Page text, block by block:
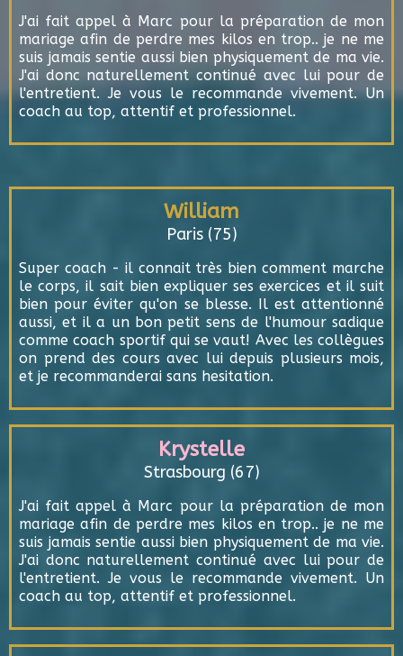
J'ai fait appel à Marc pour la préparation de mon
mariage afin de perdre mes kilos en trop.. je ne me
suis jamais sentie aussi bien physiquement de ma vie.
J'ai donc naturellement continué avec lui pour de
l'entretient. Je vous le recommande vivement. Un
coach au top, attentif et professionnel.
William
Paris (75)
Super coach - il connait très bien comment marche
le corps, il sait bien expliquer ses exercices et il suit
bien pour éviter qu'on se blesse. Il est attentionné
aussi, et il a un bon petit sens de l'humour sadique
comme coach sportif qui se vaut! Avec les collègues
on prend des cours avec lui depuis plusieurs mois,
et je recommanderai sans hesitation.
Krystelle
Strasbourg (67)
J'ai fait appel à Marc pour la préparation de mon
mariage afin de perdre mes kilos en trop.. je ne me
suis jamais sentie aussi bien physiquement de ma vie.
J'ai donc naturellement continué avec lui pour de
l'entretient. Je vous le recommande vivement. Un
coach au top, attentif et professionnel.